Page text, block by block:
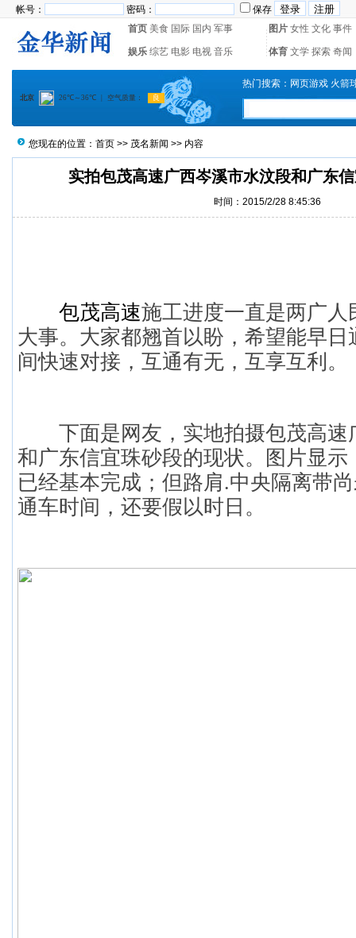
帐号： 密码：
保存
首页 美食 国际 国内 军事 图片 女性 文化 事件
娱乐 综艺 电影 电视 音乐 体育 文学 探索 奇闻
热门搜索： 网页游戏 火箭
您现在的位置： 首页 >> 茂名新闻 >> 内容
实拍包茂高速广西岑溪市水汶段和广东
时间：2015/2/28 8:45:36
包茂高速施工进度一直是两广人
大事。大家都翘首以盼，希望能早
间快速对接，互通有无，互享互利。
下面是网友，实地拍摄包茂高速
和广东信宜珠砂段的现状。图片显示
已经基本完成；但路肩.中央隔离带
通车时间，还要假以时日。